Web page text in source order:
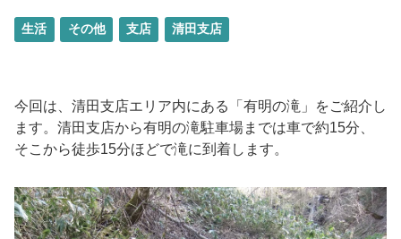
生活 その他 支店 清田支店
今回は、清田支店エリア内にある「有明の滝」をご紹介し
ます。清田支店から有明の滝駐車場までは車で約15分、
そこから徒歩15分ほどで滝に到着します。